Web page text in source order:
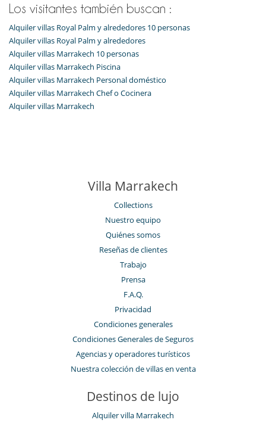
Los visitantes también buscan :
Alquiler villas Royal Palm y alrededores 10 personas
Alquiler villas Royal Palm y alrededores
Alquiler villas Marrakech 10 personas
Alquiler villas Marrakech Piscina
Alquiler villas Marrakech Personal doméstico
Alquiler villas Marrakech Chef o Cocinera
Alquiler villas Marrakech
Villa Marrakech
Collections
Nuestro equipo
Quiénes somos
Reseñas de clientes
Trabajo
Prensa
F.A.Q.
Privacidad
Condiciones generales
Condiciones Generales de Seguros
Agencias y operadores turísticos
Nuestra colección de villas en venta
Destinos de lujo
Alquiler villa Marrakech